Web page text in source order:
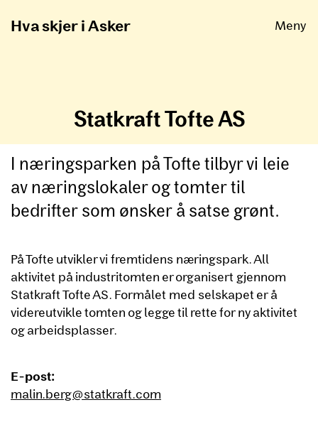
Hva skjer i Asker Meny
Statkraft Tofte AS
I næringsparken på Tofte tilbyr vi leie
av næringslokaler og tomter til
bedrifter som ønsker å satse grønt.
På Tofte utvikler vi fremtidens næringspark. All
aktivitet på industritomten er organisert gjennom
Statkraft Tofte AS. Formålet med selskapet er å
videreutvikle tomten og legge til rette for ny aktivitet
og arbeidsplasser.
E-post:
malin.berg@statkraft.com